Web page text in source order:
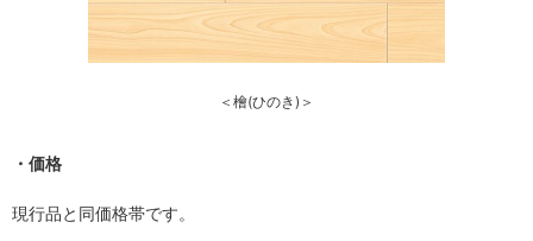
＜檜(ひのき)＞
・価格
現行品と同価格帯です。